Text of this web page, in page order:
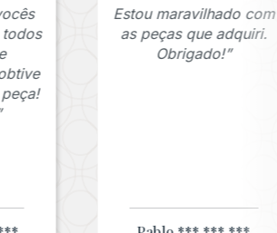
Estou maravilhado com
as peças que adquiri.
Obrigado!”